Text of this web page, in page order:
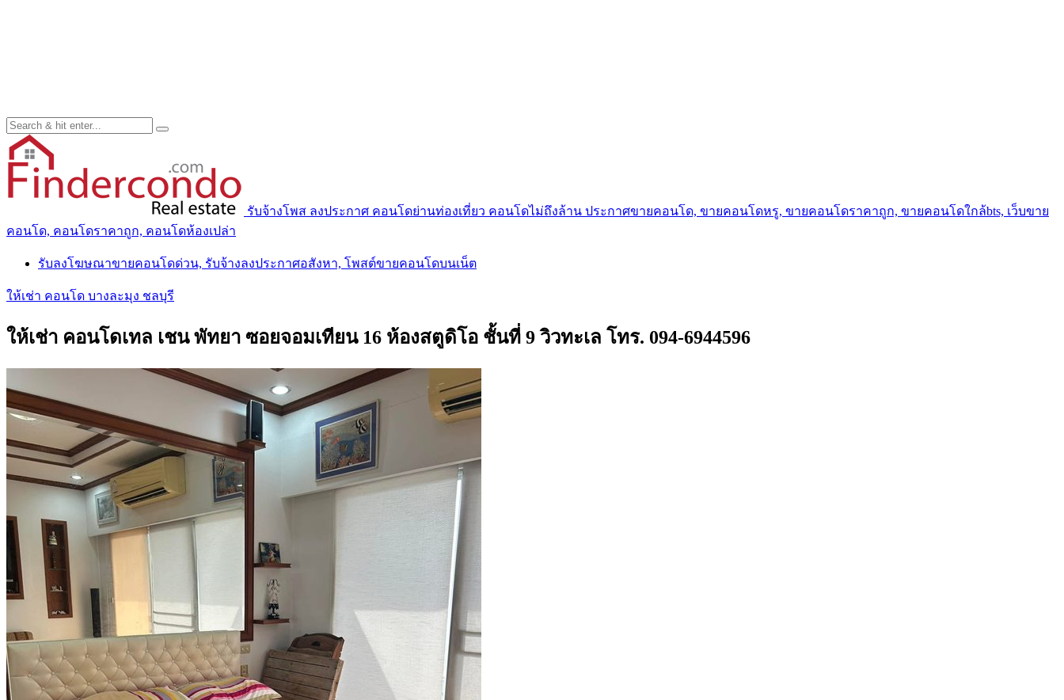
รับจ้างโพส ลงประกาศ คอนโดย่านท่องเที่ยว คอนโดไม่ถึงล้าน ประกาศขายคอนโด, ขายคอนโดหรู, ขายคอนโดราคาถูก, ขายคอนโดใกล้bts, เว็บขาย
คอนโด, คอนโดราคาถูก, คอนโดห้องเปล่า
รับลงโฆษณาขายคอนโดด่วน, รับจ้างลงประกาศอสังหา, โพสต์ขายคอนโดบนเน็ต
ให้เช่า คอนโด บางละมุง ชลบุรี
ให้เช่า คอนโดเทล เชน พัทยา ซอยจอมเทียน 16 ห้องสตูดิโอ ชั้นที่ 9 วิวทะเล โทร. 094-6944596